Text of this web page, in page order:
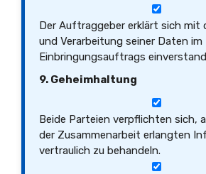
Der Auftraggeber erklärt sich mit
und Verarbeitung seiner Daten im
Einbringungsauftrags
9. Geheimhaltung
Beide Parteien verpflichten sich,
der Zusammenarbeit erlangten
vertraulich zu behandeln.